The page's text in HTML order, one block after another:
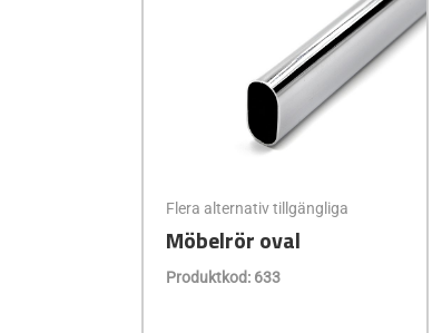
Flera alternativ tillgängliga
Möbelrör oval
Produktkod: 633